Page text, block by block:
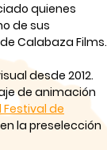
quienes
de sus
Calabaza Films.
desde 2012.
de animación
Festival de
la preselección